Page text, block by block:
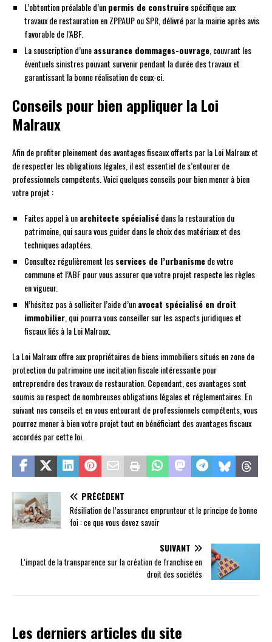
L’obtention préalable d’unpermis de construirespécifique aux
travaux de restauration en ZPPAUP ou SPR, délivré par la mairie après avis
favorable de l’ABF.
La souscription d’uneassurance dommages-ouvrage, couvrant les
éventuels sinistres pouvant survenir pendant la durée des travaux et
garantissant la bonne réalisation de ceux-ci.
Conseils pour bien appliquer la Loi
Malraux
Afin de profiter pleinement des avantages fiscaux offerts par la Loi Malraux et
de respecter les obligations légales, il est essentiel de s’entourer de
professionnels compétents. Voici quelques conseils pour bien mener à bien
votre projet :
Faites appel à unarchitecte spécialisédans la restauration du
patrimoine, qui saura vous guider dans le choix des matériaux et des
techniques adaptées.
Consultez régulièrement lesservices de l’urbanismede votre
commune et l’ABF pour vous assurer que votre projet respecte les règles
en vigueur.
N’hésitez pas à solliciter l’aide d’unavocat spécialisé en droit
immobilier, qui pourra vous conseiller sur les aspects juridiques et
fiscaux liés à la Loi Malraux.
La Loi Malraux offre aux propriétaires de biens immobiliers situés en zone de
protection du patrimoine une incitation fiscale intéressante pour
entreprendre des travaux de restauration. Cependant, ces avantages sont
soumis au respect de nombreuses obligations légales et réglementaires. En
suivant nos conseils et en vous entourant de professionnels compétents, vous
pourrez mener à bien votre projet tout en bénéficiant des avantages fiscaux
accordés par cette loi.
PRÉCÉDENT
Résiliation de l’assurance emprunteur et le principe de bonne
foi : ce que vous devez savoir
SUIVANT
L’impact de la transparence sur la création de franchise en
droit des sociétés
Les derniers articles du site